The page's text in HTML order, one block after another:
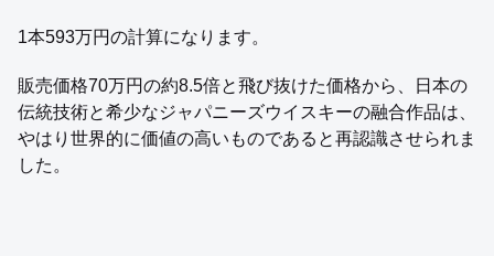
1本593万円の計算になります。
販売価格70万円の約8.5倍と飛び抜けた価格から、日本の
伝統技術と希少なジャパニーズウイスキーの融合作品は、
やはり世界的に価値の高いものであると再認識させられま
した。